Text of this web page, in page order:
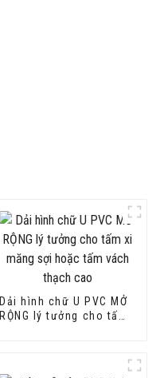
Dải hình chữ U PVC MỞ
RỘNG lý tưởng cho tấm